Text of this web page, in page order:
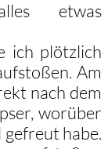
etwas
ich plötzlich
Am
nach dem
worüber
habe.